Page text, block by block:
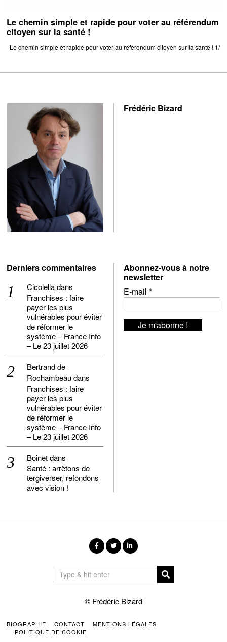
Le chemin simple et rapide pour voter au référendum
citoyen sur la santé !
Le chemin simple et rapide pour voter au référendum citoyen sur la santé ! 1/
Frédéric Bizard
Derniers commentaires
Cicolelladans
Franchises : faire
payer les plus
vulnérables pour éviter
de réformer le
système – France Info
– Le 23 juillet 2026
Bertrand de
Rochambeaudans
Franchises : faire
payer les plus
vulnérables pour éviter
de réformer le
système – France Info
– Le 23 juillet 2026
Boinetdans
Santé : arrêtons de
tergiverser, refondons
avec vision !
Abonnez-vous à notre
newsletter
E-mail *
© Frédéric Bizard
BIOGRAPHIE CONTACT
MENTIONS LÉGALES
POLITIQUE DE COOKIE